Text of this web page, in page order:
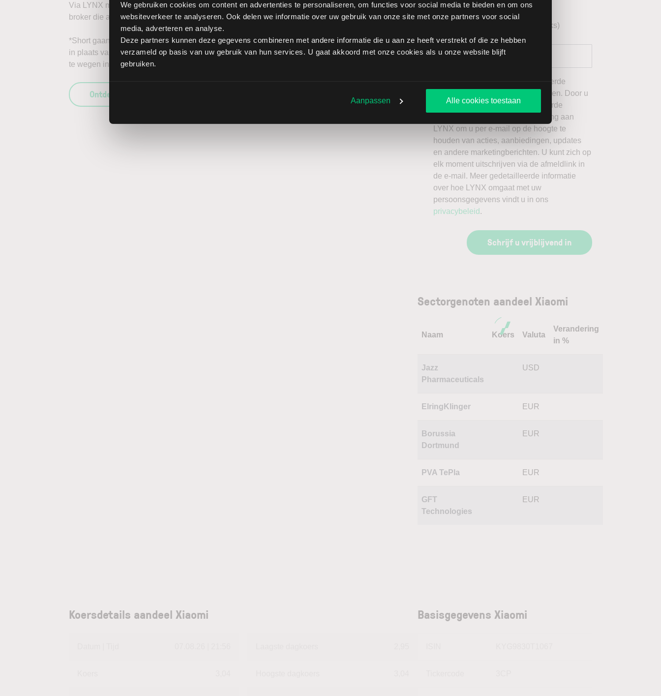
We gebruiken cookies om content en advertenties te personaliseren, om functies voor social media te bieden en om ons
websiteverkeer te analyseren. Ook delen we informatie over uw gebruik van onze site met onze partners voor social
media, adverteren en analyse.
Deze partners kunnen deze gegevens combineren met andere informatie die u aan ze heeft verstrekt of die ze hebben
verzameld op basis van uw gebruik van hun services. U gaat akkoord met onze cookies als u onze website blijft
gebruiken.
Aanpassen Alle cookies toestaan
Via LYNX maakt u de volgende stap in beleggen. Ontdek alle voordelen van beleggen via een
broker die aandelenbeleggers serieus neemt.
*Short gaan in bijvoorbeeld het aandeel Xiaomi brengt extra risico’s met zich mee: als de koers stijgt
in plaats van daalt, kunnen de verliezen onbeperkt oplopen. Het is belangrijk om deze risico’s mee
te wegen in uw beleggingsbeslissing en enkel te beleggen met kapitaal dat u kunt missen.
Ontdek wat LYNX uniek maakt als broker
LYNX Morning Call (dagelijks)
Technische analyse AEX (wekelijks)
Ik wil graag de door mij geselecteerde
nieuwsbrieven van LYNX ontvangen. Door u
aan te melden voor de geselecteerde
nieuwsbrieven, geeft u toestemming aan
LYNX om u per e-mail op de hoogte te
houden van acties, aanbiedingen, updates
en andere marketingberichten. U kunt zich op
elk moment uitschrijven via de afmeldlink in
de e-mail. Meer gedetailleerde informatie
over hoe LYNX omgaat met uw
persoonsgegevens vindt u in ons
privacybeleid .
Schrijf u vrijblijvend in
Sectorgenoten aandeel Xiaomi
Naam Koers Valuta
Verandering
in %
Jazz
Pharmaceuticals
USD
ElringKlinger EUR
Borussia
Dortmund
EUR
PVA TePla EUR
GFT
Technologies
EUR
Koersdetails aandeel Xiaomi Basisgegevens Xiaomi